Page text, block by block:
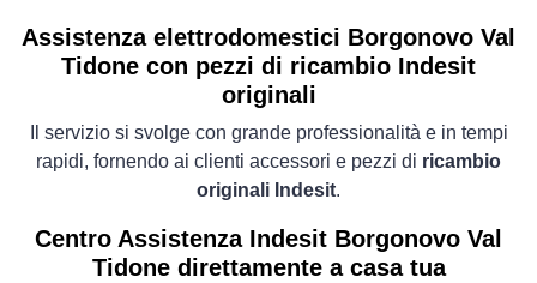
Assistenza elettrodomestici Borgonovo Val
Tidone con pezzi di ricambio Indesit
originali
Il servizio si svolge con grande professionalità e in tempi
rapidi, fornendo ai clienti accessori e pezzi di ricambio
originali Indesit.
Centro Assistenza Indesit Borgonovo Val
Tidone direttamente a casa tua